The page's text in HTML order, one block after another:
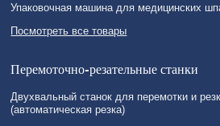
Упаковочная машина для медицинских
Посмотреть все товары
Перемоточно-резательные станки
Двухвальный станок для перемотки и
(автоматическая резка)